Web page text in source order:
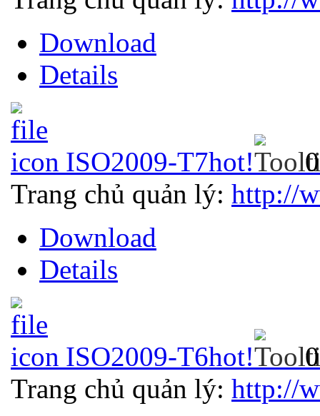
Download
Details
ISO2009-T7hot!
Trang chủ quản lý: http://
Download
Details
ISO2009-T6hot!
Trang chủ quản lý: http://